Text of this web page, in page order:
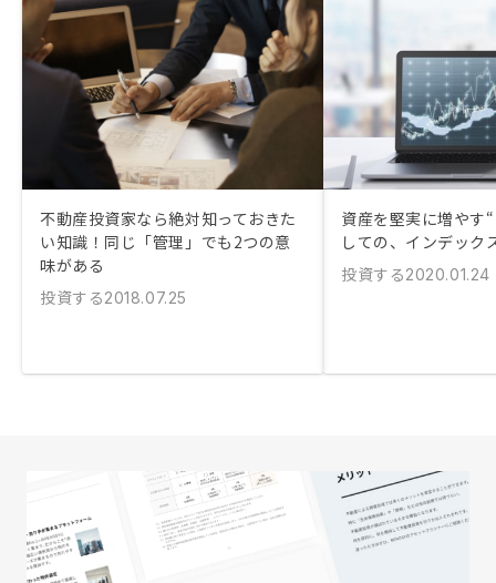
不動産投資家なら絶対知っておきた
い知識！同じ「管理」でも2つの意
味がある
投資する2018.07.25
資産を堅実に増やす
しての、インデック
投資する2020.01.24